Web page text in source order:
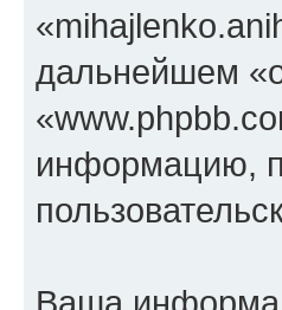
дальнейшем
информацию,
Ваша